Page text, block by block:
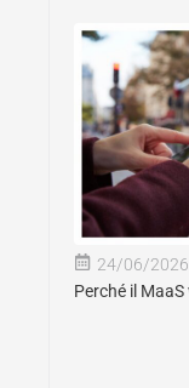
24/06/2026
Perché il